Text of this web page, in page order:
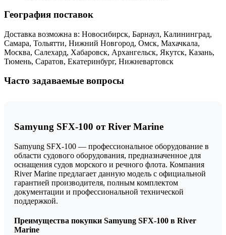
География поставок
Доставка возможна в: Новосибирск, Барнаул, Калининград,
Самара, Тольятти, Нижний Новгород, Омск, Махачкала,
Москва, Салехард, Хабаровск, Архангельск, Якутск, Казань,
Тюмень, Саратов, Екатеринбург, Нижневартовск
Часто задаваемые вопросы
Samyung SFX-100 от River Marine
Samyung SFX-100 — профессиональное оборудование в
области судового оборудования, предназначенное для
оснащения судов морского и речного флота. Компания
River Marine предлагает данную модель с официальной
гарантией производителя, полным комплектом
документации и профессиональной технической
поддержкой.
Преимущества покупки Samyung SFX-100 в River
Marine